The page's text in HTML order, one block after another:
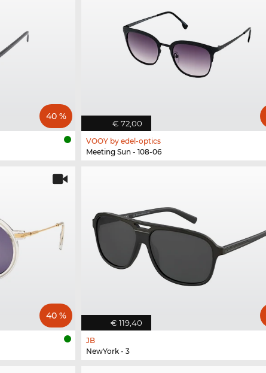
40 %
€ 72,00
VOOY by edel-optics
Meeting Sun - 108-06
40 %
€ 119,40
JB
NewYork - 3